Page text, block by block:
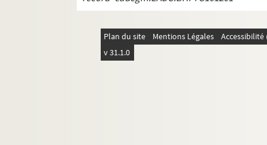
Plan du site Mentions Légales
v 31.1.0